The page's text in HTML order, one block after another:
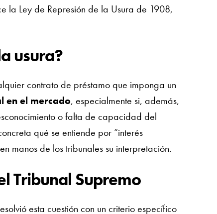
la Ley de Represión de la Usura de 1908,
usura?
contrato de préstamo que imponga un
en el mercado, especialmente si, además,
o falta de capacidad del
qué se entiende por “interés
manos de los tribunales su interpretación.
Tribunal Supremo
esta cuestión con un criterio específico